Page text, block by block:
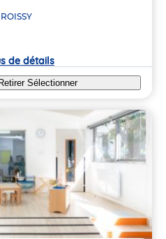
ROISSY
de détails
Sélectionner